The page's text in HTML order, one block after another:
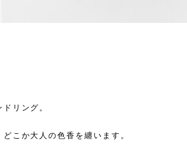
リング。
こか大人の色香を纏います。